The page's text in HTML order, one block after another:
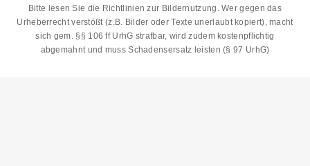
Bitte lesen Sie die Richtlinien zur Bildernutzung . Wer gegen das
Urheberrecht verstößt (z.B. Bilder oder Texte unerlaubt kopiert), macht
sich gem. §§ 106 ff UrhG strafbar, wird zudem kostenpflichtig
abgemahnt und muss Schadensersatz leisten (§ 97 UrhG)